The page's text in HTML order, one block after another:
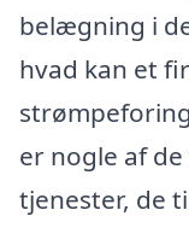
belægning i
hvad kan et
er nogle af
tjenester, de